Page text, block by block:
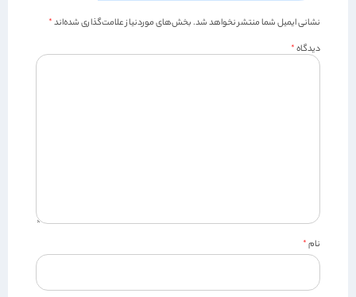
نشانی ایمیل شما منتشر نخواهد شد.بخش‌های موردنیاز علامت‌گذاری شده‌اند*
دیدگاه*
نام*